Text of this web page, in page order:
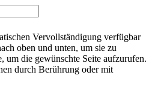
Vervollständigung verfügbar
oben und unten, um sie zu
um die gewünschte Seite aufzurufen.
durch Berührung oder mit